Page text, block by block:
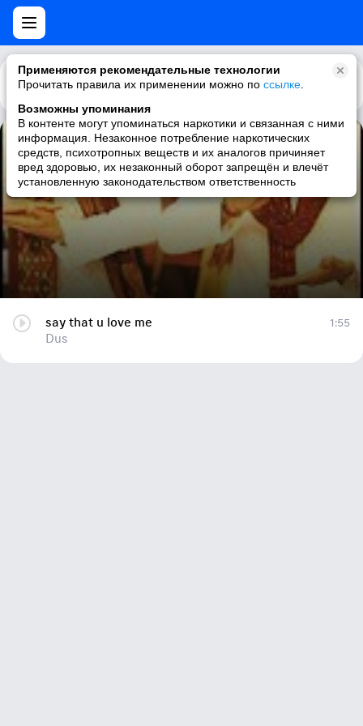
Применяются рекомендательные технологии
Прочитать правила их применении можно по ссылке
Возможны упоминания
В контенте могут упоминаться наркотики и связанная с ними
информация. Незаконное потребление наркотических
средств, психотропных веществ и их аналогов причиняет
вред здоровью, их незаконный оборот запрещён и влечёт
установленную законодательством ответственность
Каталог Рекомендации
say that u love me
Dus
say that u love me
Dus
1:55